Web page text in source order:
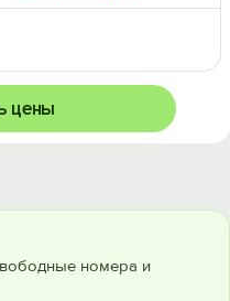
цены
номера и